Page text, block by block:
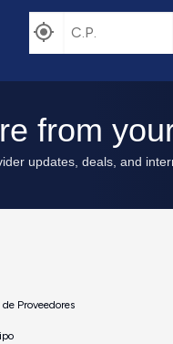
Proveedores